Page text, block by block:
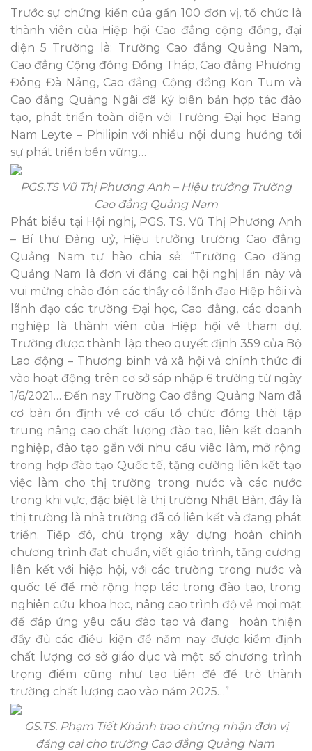
Trước sự chứng kiến của gần 100 đơn vị, tổ chức là
thành viên của Hiệp hội Cao đẳng cộng đồng, đại
diện 5 Trường là: Trường Cao đẳng Quảng Nam,
Cao đẳng Cộng đồng Đồng Tháp, Cao đẳng Phương
Đông Đà Nẵng, Cao đẳng Cộng đồng Kon Tum và
Cao đẳng Quảng Ngãi đã ký biên bản hợp tác đào
tạo, phát triển toàn diệnvới Trường Đại học Bang
Nam Leyte – Philipin với nhiều nội dung hướng tới
sự phát triển bền vững…
PGS.TS Vũ Thị Phương Anh – Hiệu trưởng Trường
Cao đẳng Quảng Nam
Phát biểu tại Hội nghị, PGS. TS. Vũ Thị Phương Anh
– Bí thư Đảng uỷ, Hiệu trưởng trường Cao đẳng
Quảng Nam tự hào chia sẻ: “Trường Cao đăng
Quảng Nam là đơn vi đăng cai hội nghị lần này và
vui mừng chào đón các thầy cô lãnh đạo Hiệp hôii và
lãnh đạo các trường Đại học, Cao đằng, các doanh
nghiệp là thành viên của Hiệp hội về tham dự.
Trường được thành lập theo quyết định 359 của Bộ
Lao động – Thương binh và xã hội và chính thức đi
vào hoạt động trên cơ sở sáp nhập 6 trường từ ngày
1/6/2021… Đến nay Trường Cao đẳng Quảng Nam đã
cơ bản ổn định về cơ cấu tổ chức đồng thời tập
trung nâng cao chất lượng đào tạo, liên kết doanh
nghiệp, đào tạo gắn với nhu cầu viêc làm, mở rộng
trong hợp đào tạo Quốc tế, tặng cường liên kết tạo
việc làm cho thị trường trong nước và các nước
trong khi vực, đặc biệt là thị trường Nhật Bản, đây là
thị trường là nhà trường đã có liên kết và đang phát
triển. Tiếp đó, chú trọng xây dựng hoàn chỉnh
chương trình đạt chuẩn, viết giáo trình, tăng cương
liên kết với hiệp hội, với các trường trong nước và
quốc tế để mở rộng hợp tác trong đào tạo, trong
nghiên cứu khoa học, nâng cao trình độ về mọi mặt
để đáp ứng yêu cầu đào tạo và đang hoàn thiện
đầy đủ các điều kiện để năm nay được kiểm định
chất lượng cơ sở giáo dục và một số chương trình
trọng điểm cũng như tạo tiền đề để trở thành
trường chất lượng cao vào năm 2025…”
GS.TS. Phạm Tiết Khánh trao chứng nhận đơn vị
đăng cai cho trường Cao đẳng Quảng Nam